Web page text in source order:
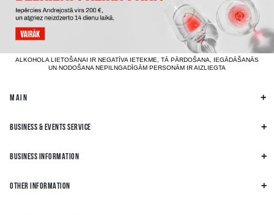
ALKOHOLA LIETOŠANAI IR NEGATĪVA IETEKME, TĀ PĀRDOŠANA, IEGĀDĀŠANĀS
UN NODOŠANA NEPILNGADĪGĀM PERSONĀM IR AIZLIEGTA
MAIN
BUSINESS & EVENTS SERVICE
BUSINESS INFORMATION
OTHER INFORMATION